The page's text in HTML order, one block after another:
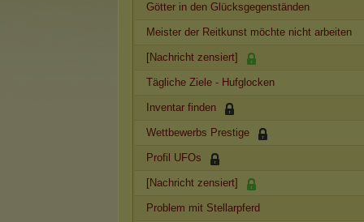
Götter in den Glücksgegenständen
Meister der Reitkunst möchte nicht arbeiten
[Nachricht zensiert]
Tägliche Ziele - Hufglocken
Inventar finden
Wettbewerbs Prestige
Profil UFOs
[Nachricht zensiert]
Problem mit Stellarpferd